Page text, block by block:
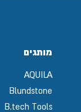
מותגים
AQUILA
Blundstone
B.tech Tools